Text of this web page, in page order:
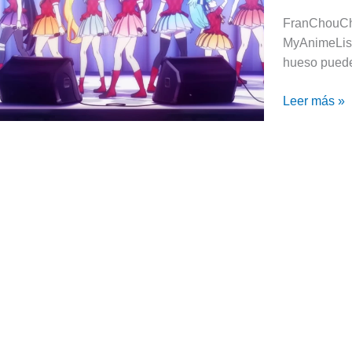
hueso
VIVO
su
concierto!
Leer más »